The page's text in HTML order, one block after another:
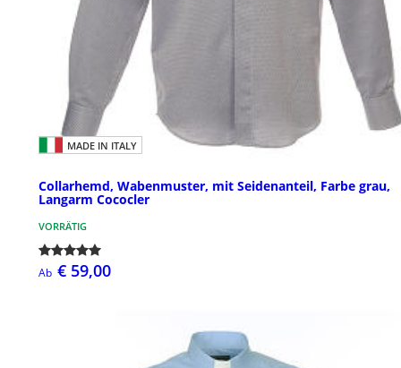
MADE IN ITALY
Collarhemd, Wabenmuster, mit Seidenanteil, Farbe grau,
Langarm Cococler
VORRÄTIG
Ab € 59,00